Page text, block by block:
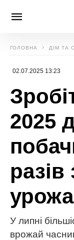
ГОЛОВНА ДІМ ТА
02.07.2025 13:23
2025
У липні
врожай